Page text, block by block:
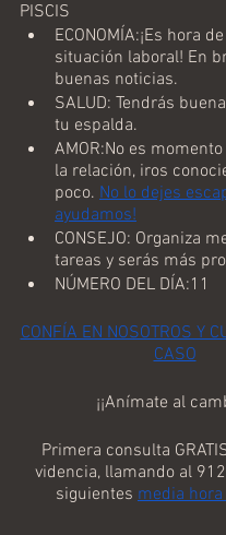
PISCIS
ECONOMÍA:¡Es hora
situación laboral! En
buenas noticias.
SALUD: Tendrás
tu espalda.
AMOR:No es
la relación, iros
poco. No lo dejes
ayudamos!
CONSEJO: Organiza
tareas y serás más
NÚMERO DEL DÍA:11
CONFÍA EN NOSOTROS Y
CASO
¡¡Anímate al
Primera consulta
videncia, llamando al
siguientes media